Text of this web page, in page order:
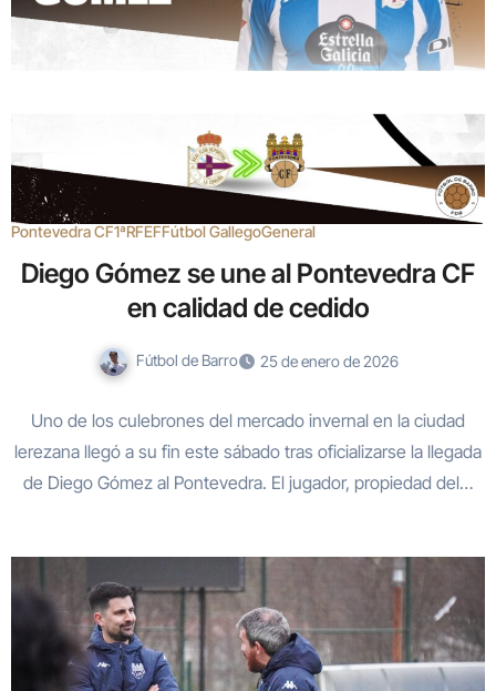
Pontevedra CF1ªRFEFFútbol GallegoGeneral
Diego Gómez se une al Pontevedra CF
en calidad de cedido
Fútbol de Barro 25 de enero de 2026
Uno de los culebrones del mercado invernal en la ciudad
lerezana llegó a su fin este sábado tras oficializarse la llegada
de Diego Gómez al Pontevedra. El jugador, propiedad del…